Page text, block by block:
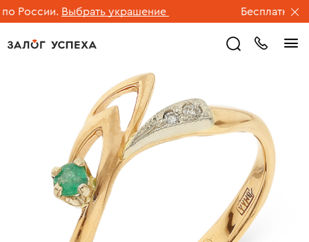
России. Выбрать украшение Бесплатная